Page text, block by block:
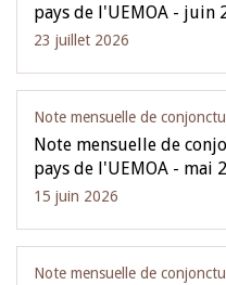
pays de l'UEMOA - juin
23 juillet 2026
Note mensuelle de
Note mensuelle de
pays de l'UEMOA - mai
15 juin 2026
Note mensuelle de